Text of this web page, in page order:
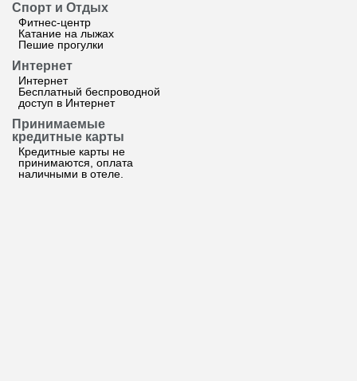
Спорт и Отдых
Фитнес-центр
Катание на лыжах
Пешие прогулки
Интернет
Интернет
Бесплатный беспроводной
доступ в Интернет
Принимаемые
кредитные карты
Кредитные карты не
принимаются, оплата
наличными в отеле.